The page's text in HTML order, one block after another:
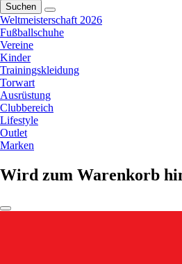
Suchen
Weltmeisterschaft 2026
Fußballschuhe
Vereine
Kinder
Trainingskleidung
Torwart
Ausrüstung
Clubbereich
Lifestyle
Outlet
Marken
Wird zum Warenkorb